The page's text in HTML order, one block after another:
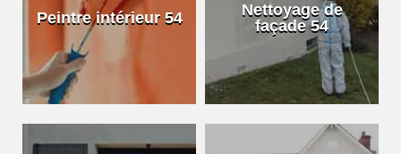
Peintre intérieur 54
Nettoyage de
façade 54